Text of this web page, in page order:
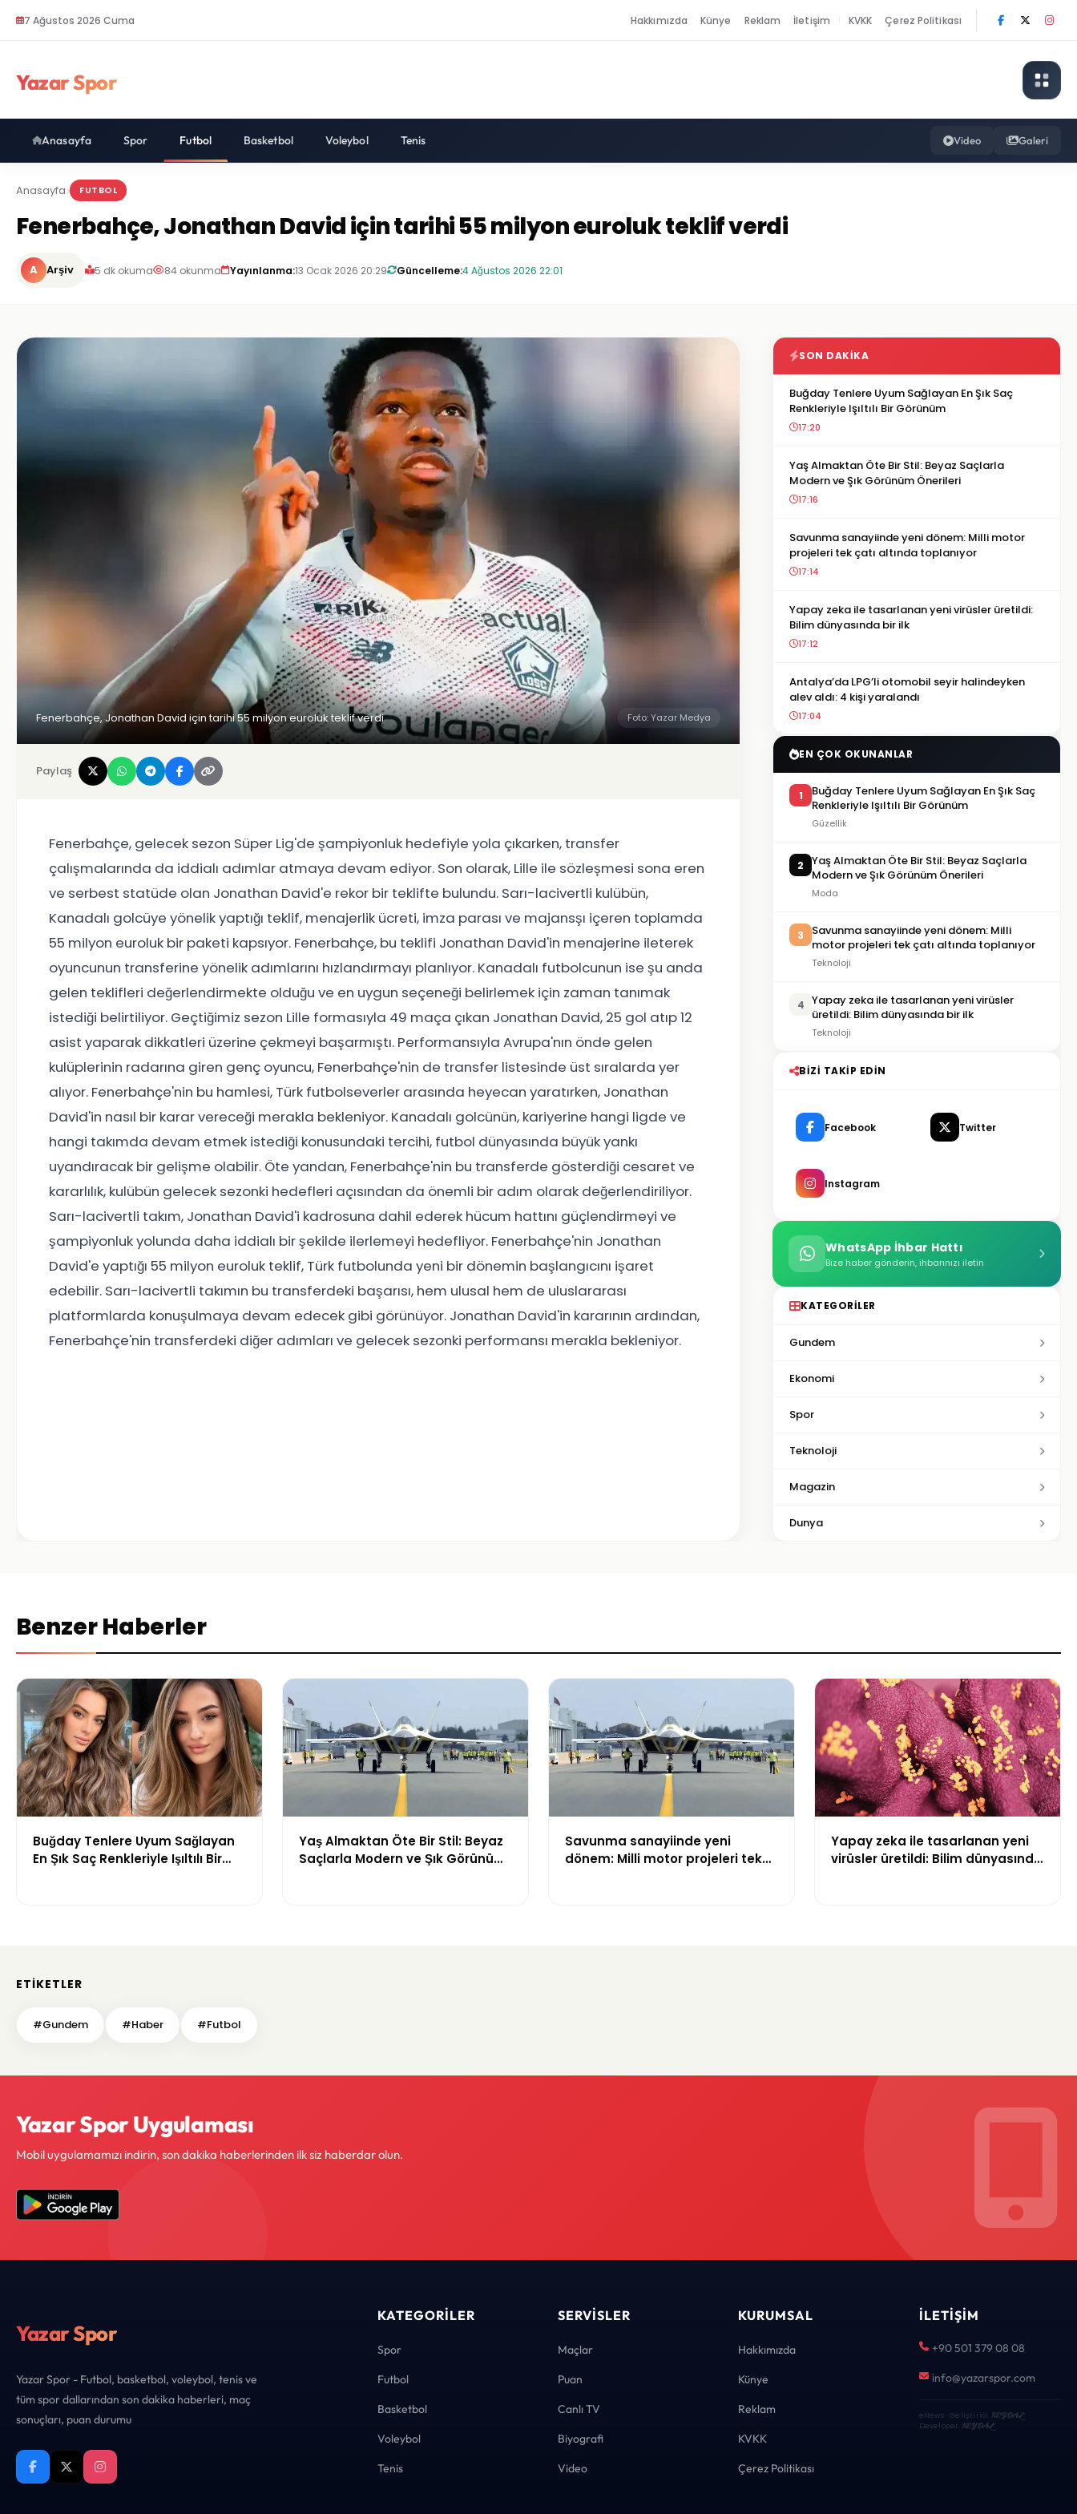
7 Ağustos 2026 Cuma Hakkımızda Künye Reklam İletişim KVKK Çerez Politikası
Yazar Spor
Anasayfa Spor Futbol Basketbol Voleybol Tenis Video Galeri
Anasayfa FUTBOL
Fenerbahçe, Jonathan David için tarihi 55 milyon euroluk teklif verdi
A Arşiv 5 dk okuma 84 okunma Yayınlanma:13 Ocak 2026 20:29 Güncelleme:4 Ağustos 2026 22:01
Fenerbahçe, Jonathan David için tarihi 55 milyon euroluk teklif verdi Foto: Yazar Medya
Paylaş
Fenerbahçe, gelecek sezon Süper Lig'de şampiyonluk hedefiyle yola çıkarken, transfer
çalışmalarında da iddialı adımlar atmaya devam ediyor. Son olarak, Lille ile sözleşmesi sona eren
ve serbest statüde olan Jonathan David'e rekor bir teklifte bulundu. Sarı-lacivertli kulübün,
Kanadalı golcüye yönelik yaptığı teklif, menajerlik ücreti, imza parası ve majansşı içeren toplamda
55 milyon euroluk bir paketi kapsıyor. Fenerbahçe, bu teklifi Jonathan David'in menajerine ileterek
oyuncunun transferine yönelik adımlarını hızlandırmayı planlıyor. Kanadalı futbolcunun ise şu anda
gelen teklifleri değerlendirmekte olduğu ve en uygun seçeneği belirlemek için zaman tanımak
istediği belirtiliyor. Geçtiğimiz sezon Lille formasıyla 49 maça çıkan Jonathan David, 25 gol atıp 12
asist yaparak dikkatleri üzerine çekmeyi başarmıştı. Performansıyla Avrupa'nın önde gelen
kulüplerinin radarına giren genç oyuncu, Fenerbahçe'nin de transfer listesinde üst sıralarda yer
alıyor. Fenerbahçe'nin bu hamlesi, Türk futbolseverler arasında heyecan yaratırken, Jonathan
David'in nasıl bir karar vereceği merakla bekleniyor. Kanadalı golcünün, kariyerine hangi ligde ve
hangi takımda devam etmek istediği konusundaki tercihi, futbol dünyasında büyük yankı
uyandıracak bir gelişme olabilir. Öte yandan, Fenerbahçe'nin bu transferde gösterdiği cesaret ve
kararlılık, kulübün gelecek sezonki hedefleri açısından da önemli bir adım olarak değerlendiriliyor.
Sarı-lacivertli takım, Jonathan David'i kadrosuna dahil ederek hücum hattını güçlendirmeyi ve
şampiyonluk yolunda daha iddialı bir şekilde ilerlemeyi hedefliyor. Fenerbahçe'nin Jonathan
David'e yaptığı 55 milyon euroluk teklif, Türk futbolunda yeni bir dönemin başlangıcını işaret
edebilir. Sarı-lacivertli takımın bu transferdeki başarısı, hem ulusal hem de uluslararası
platformlarda konuşulmaya devam edecek gibi görünüyor. Jonathan David'in kararının ardından,
Fenerbahçe'nin transferdeki diğer adımları ve gelecek sezonki performansı merakla bekleniyor.
SON DAKIKA
Buğday Tenlere Uyum Sağlayan En Şık Saç
Renkleriyle Işıltılı Bir Görünüm
17:20
Yaş Almaktan Öte Bir Stil: Beyaz Saçlarla
Modern ve Şık Görünüm Önerileri
17:16
Savunma sanayiinde yeni dönem: Milli motor
projeleri tek çatı altında toplanıyor
17:14
Yapay zeka ile tasarlanan yeni virüsler üretildi:
Bilim dünyasında bir ilk
17:12
Antalya’da LPG’li otomobil seyir halindeyken
alev aldı: 4 kişi yaralandı
17:04
EN ÇOK OKUNANLAR
1
Buğday Tenlere Uyum Sağlayan En Şık Saç
Renkleriyle Işıltılı Bir Görünüm
Güzellik
2
Yaş Almaktan Öte Bir Stil: Beyaz Saçlarla
Modern ve Şık Görünüm Önerileri
Moda
3
Savunma sanayiinde yeni dönem: Milli
motor projeleri tek çatı altında toplanıyor
Teknoloji
4 Yapay zeka ile tasarlanan yeni virüsler
üretildi: Bilim dünyasında bir ilk
Teknoloji
BIZI TAKIP EDIN
Facebook Twitter
Instagram
WhatsApp İhbar Hattı
Bize haber gönderin, ihbarınızı iletin
KATEGORILER
Gundem
Ekonomi
Spor
Teknoloji
Magazin
Dunya
Benzer Haberler
Buğday Tenlere Uyum Sağlayan
En Şık Saç Renkleriyle Işıltılı Bir
Yaş Almaktan Öte Bir Stil: Beyaz
Saçlarla Modern ve Şık Görünüm
Savunma sanayiinde yeni
dönem: Milli motor projeleri tek
Yapay zeka ile tasarlanan yeni
virüsler üretildi: Bilim dünyasında
ETIKETLER
#Gundem #Haber #Futbol
Yazar Spor Uygulaması
Mobil uygulamamızı indirin, son dakika haberlerinden ilk siz haberdar olun.
Yazar Spor
Yazar Spor - Futbol, basketbol, voleybol, tenis ve
tüm spor dallarından son dakika haberleri, maç
sonuçları, puan durumu
KATEGORILER
Spor
Futbol
Basketbol
Voleybol
Tenis
SERVISLER
Maçlar
Puan
Canlı TV
Biyografi
Video
KURUMSAL
Hakkımızda
Künye
Reklam
KVKK
Çerez Politikası
İLETIŞIM
+90 501 379 08 08
info@yazarspor.com
eNews · Geliştirici KEYDAL·
Developer KEYDAL